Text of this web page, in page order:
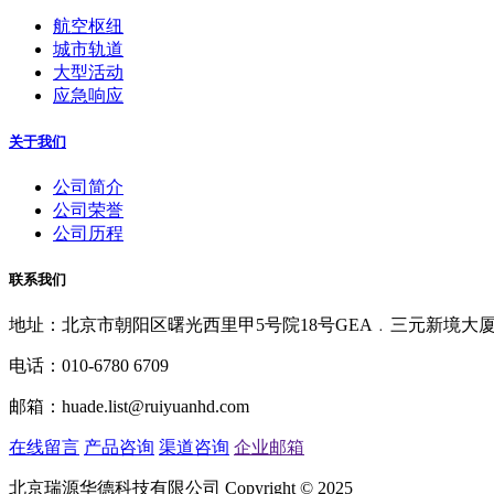
航空枢纽
城市轨道
大型活动
应急响应
关于我们
公司简介
公司荣誉
公司历程
联系我们
地址：北京市朝阳区曙光西里甲5号院18号GEA﹒三元新境大
电话：010-6780 6709
邮箱：huade.list@ruiyuanhd.com
在线留言 产品咨询 渠道咨询 企业邮箱
北京瑞源华德科技有限公司 Copyright © 2025